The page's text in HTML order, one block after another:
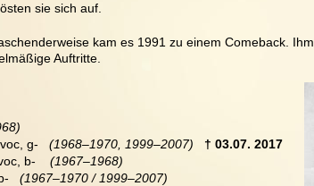
sie sich auf.
kam es 1991 zu einem Comeback.
Auftritte.
voc, g-
   (1968–1970, 1999–2007)
† 03.07. 2017
voc, b-
(1967–1968)
(1967–1970 / 1999–2007)